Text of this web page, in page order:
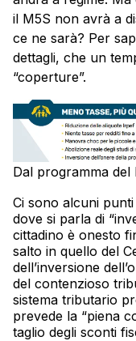
il M5S non avrà a
ce ne sarà? Per
dettagli, che un
“coperture”.
Dal programma del
Ci sono alcuni
dove si parla di
cittadino è onesto
salto in quello del
dell’inversione
del contenzioso
sistema tributario
prevede la “piena
taglio degli sconti